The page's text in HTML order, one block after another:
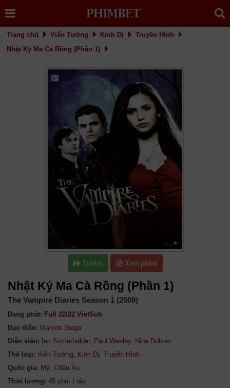
Trang chủ Viễn Tưởng Kinh Dị
Truyền Hình
Nhật Ký Ma Cà Rồng (Phần 1)
Trailer Xem phim
Nhật Ký Ma Cà Rồng (Phần 1)
The Vampire Diaries Season 1 (2009)
Đang phát: Full 22/22 VietSub
Đạo diễn: Marcos Siega
Diễn viên: Ian Somerhalder, Paul Wesley, Nina Dobrev
Thể loại: Viễn Tưởng, Kinh Dị, Truyền Hình
Quốc gia: Mỹ, Châu Âu
Thời lượng: 45 phút / tập